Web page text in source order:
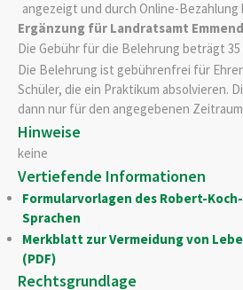
angezeigt und durch Online-Bezahlung
Ergänzung für Landratsamt
Die Gebühr für die Belehrung beträgt 35
Die Belehrung ist gebührenfrei für
Schüler, die ein Praktikum absolvieren.
dann nur für den angegebenen
Hinweise
keine
Vertiefende Informationen
Formularvorlagen des Robert-
Sprachen
Merkblatt zur Vermeidung von
(PDF)
Rechtsgrundlage